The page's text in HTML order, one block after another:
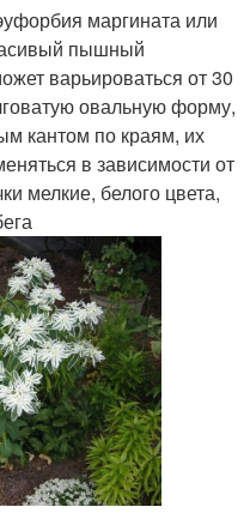
маргината или
пышный
варьироваться от 30
овальную форму,
кантом по краям, их
в зависимости от
мелкие, белого цвета,